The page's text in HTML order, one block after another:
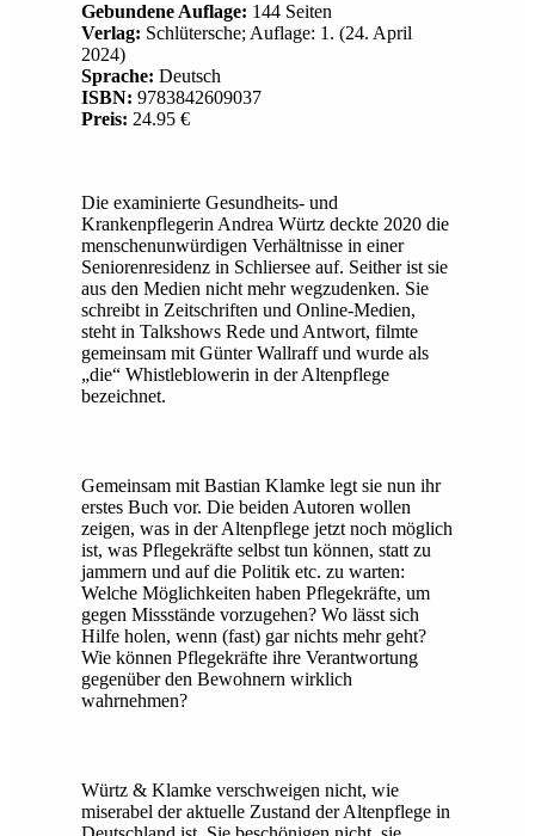
Gebundene Auflage: 144 Seiten
Verlag: Schlütersche; Auflage: 1. (24. April
2024)
Sprache: Deutsch
ISBN: 9783842609037
Preis: 24.95 €
Die examinierte Gesundheits- und
Krankenpflegerin Andrea Würtz deckte 2020 die
menschenunwürdigen Verhältnisse in einer
Seniorenresidenz in Schliersee auf. Seither ist sie
aus den Medien nicht mehr wegzudenken. Sie
schreibt in Zeitschriften und Online-Medien,
steht in Talkshows Rede und Antwort, filmte
gemeinsam mit Günter Wallraff und wurde als
„die“ Whistleblowerin in der Altenpflege
bezeichnet.
Gemeinsam mit Bastian Klamke legt sie nun ihr
erstes Buch vor. Die beiden Autoren wollen
zeigen, was in der Altenpflege jetzt noch möglich
ist, was Pflegekräfte selbst tun können, statt zu
jammern und auf die Politik etc. zu warten:
Welche Möglichkeiten haben Pflegekräfte, um
gegen Missstände vorzugehen? Wo lässt sich
Hilfe holen, wenn (fast) gar nichts mehr geht?
Wie können Pflegekräfte ihre Verantwortung
gegenüber den Bewohnern wirklich
wahrnehmen?
Würtz & Klamke verschweigen nicht, wie
miserabel der aktuelle Zustand der Altenpflege in